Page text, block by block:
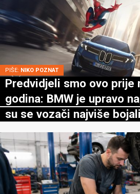
PIŠE: NIKO POZNAT
Predvidjeli smo ovo prije
godina: BMW je upravo
su se vozači najviše bojali